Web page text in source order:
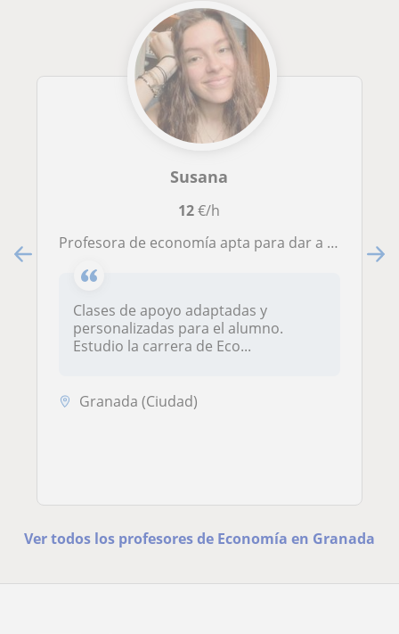
Susana
12€/h
Profesora de economía apta para dar a alumnos de eso y bachillerato
Clases de apoyo adaptadas y
personalizadas para el alumno.
Estudio la carrera de Eco...
Granada (Ciudad)
Ver todos los profesores de Economía en Granada